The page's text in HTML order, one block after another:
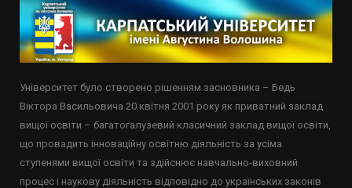
Університет було створено рішенням засновника – Бедь
Віктора Васильовича 20 квітня 2001 року як приватний заклад
вищої освіти – багатогалузевий класичний заклад вищої освіти,
що провадить інноваційну освітню діяльність за усіма
ступенями вищої освіти та здійснює навчально-виховний
процес і наукову діяльність відповідно до українських законів